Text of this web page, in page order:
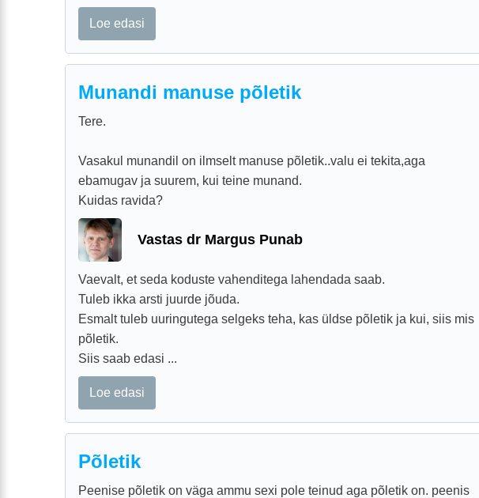
Loe edasi
Munandi manuse põletik
Tere.
Vasakul munandil on ilmselt manuse põletik..valu ei tekita,aga
ebamugav ja suurem, kui teine munand.
Kuidas ravida?
Vastas dr Margus Punab
Vaevalt, et seda koduste vahenditega lahendada saab.
Tuleb ikka arsti juurde jõuda.
Esmalt tuleb uuringutega selgeks teha, kas üldse põletik ja kui, siis mis
põletik.
Siis saab edasi ...
Loe edasi
Põletik
Peenise põletik on väga ammu sexi pole teinud aga põletik on. peenis